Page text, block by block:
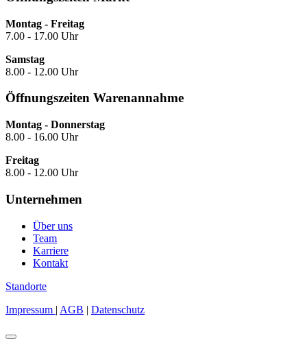
Montag - Freitag
7.00 - 17.00 Uhr
Samstag
8.00 - 12.00 Uhr
Öffnungszeiten Warenannahme
Montag - Donnerstag
8.00 - 16.00 Uhr
Freitag
8.00 - 12.00 Uhr
Unternehmen
Über uns
Team
Karriere
Kontakt
Standorte
Impressum | AGB | Datenschutz